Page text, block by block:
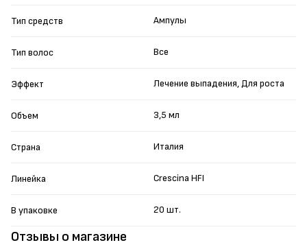
Отзывы о магазине
Тип средств Ампулы
Тип волос Все
Эффект Лечение выпадения, Для роста
Объем 3,5 мл
Страна Италия
Линейка Crescina HFI
В упаковке 20 шт.